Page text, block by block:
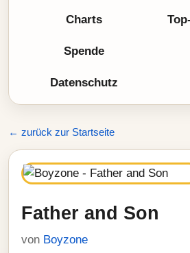
Charts
Spende
Datenschutz
← zurück zur Startseite
Father and Son
von Boyzone